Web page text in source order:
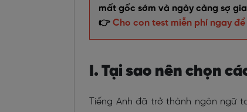
mất gốc sớm và ngày càng sợ
👉 Cho con test miễn phí ngay
I. Tại sao nên chọn
Tiếng Anh đã trở thành ngôn ngữ